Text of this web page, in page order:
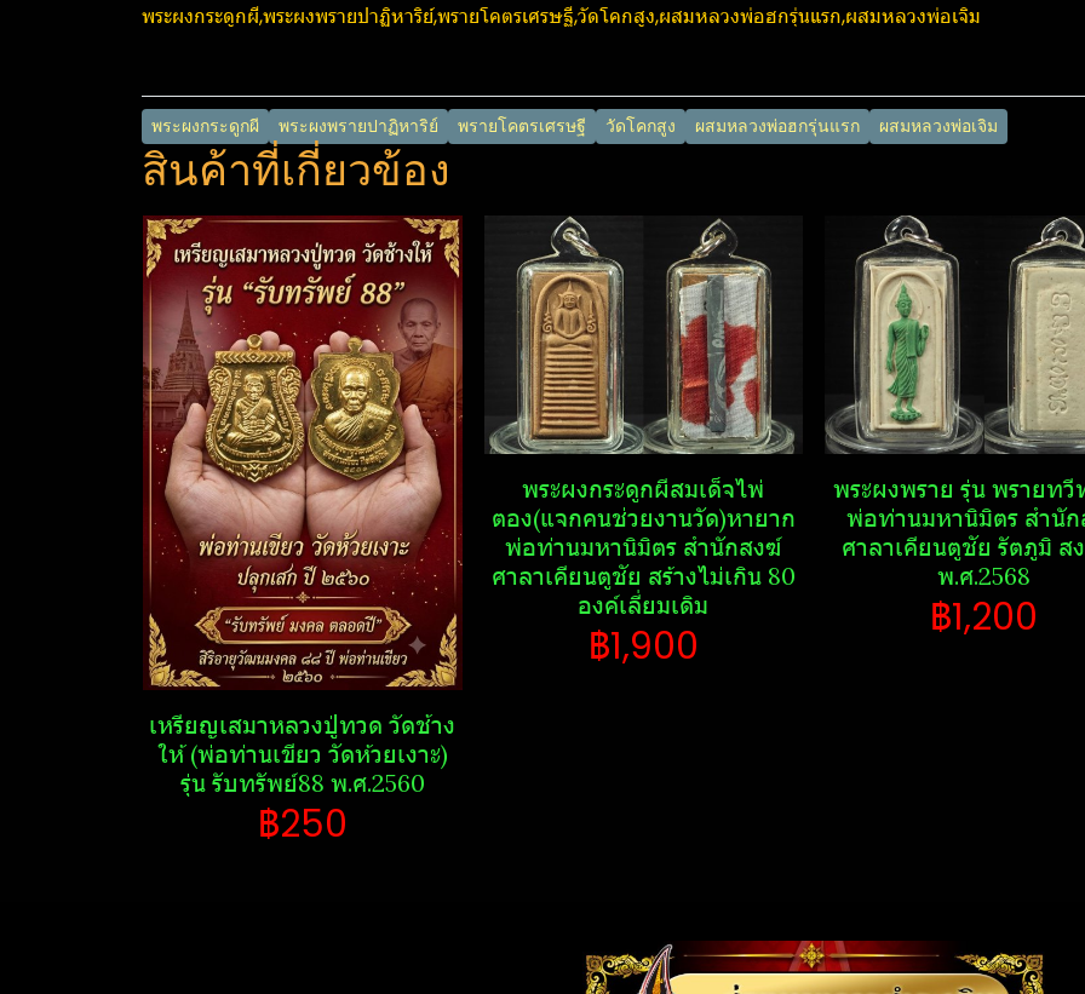
พระผงกระดูกผี,พระผงพรายปาฏิหาริย์​,พรายโคตรเศรษฐี,วัดโคกสูง,ผสมหลวงพ่อฮกรุ่นแรก,ผสมหลวงพ่อเจิม
พระผงกระดูกผี พระผงพรายปาฏิหาริย์​ พรายโคตรเศรษฐี วัดโคกสูง ผสมหลวงพ่อฮกรุ่นแรก ผสมหลวงพ่อเจิม
สินค้าที่เกี่ยวข้อง
เหรียญเสมาหลวงปู่ทวด วัด​ช้าง​
ให้​ (พ่อท่านเขียว วัด​ห้วย​เงาะ​)
รุ่น รับ​ทรัพย์​88​ พ.ศ.2560
฿250
พระผงกระดูก​ผี​สมเด็จไพ่
ตอง(แจกคนช่วยงานวัด)หายาก
พ่อท่านมหานิ​มิตร​ สำนักสงฆ์​
ศาลา​เคียน​ตู​ชัย​ สร้างไม่เกิน 80
องค์เลี่ยมเดิม
฿1,900
พระ​ผงพราย​ รุ่น พรายท
พ่อท่านมหานิ​มิตร​ สำนั
ศาลา​เคียน​ตู​ชัย​ รัตภูมิ​ ส
พ.ศ.2568
฿1,200